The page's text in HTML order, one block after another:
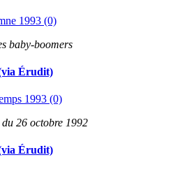
1993 (0)
baby-boomers
Érudit)
1993 (0)
26 octobre 1992
Érudit)